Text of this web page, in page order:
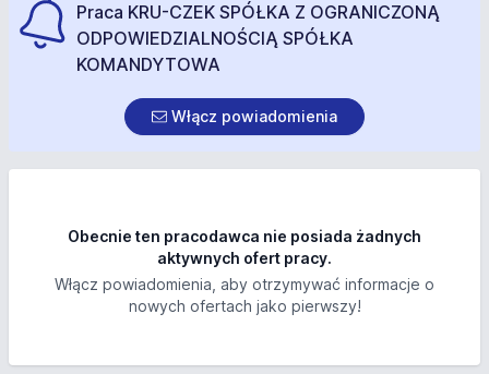
Praca KRU-CZEK SPÓŁKA Z OGRANICZONĄ
ODPOWIEDZIALNOŚCIĄ SPÓŁKA
KOMANDYTOWA
Włącz powiadomienia
Obecnie ten pracodawca nie posiada żadnych
aktywnych ofert pracy.
Włącz powiadomienia, aby otrzymywać informacje o
nowych ofertach jako pierwszy!